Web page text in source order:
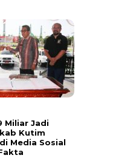
Miliar Jadi
Kutim
Media Sosial